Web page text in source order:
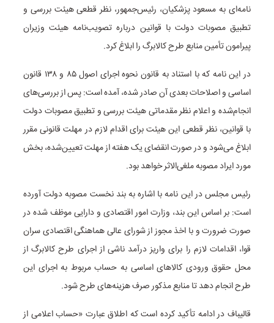
نامه‌ای به مسعود پزشکیان، رئیس‌جمهور، نظر قطعی هیئت بررسی و
تطبیق مصوبات دولت با قوانین درباره تصویب‌نامه هیئت وزیران
پیرامون تأمین منابع طرح کالابرگ را ابلاغ کرد.
در این نامه که با استناد به قانون نحوه اجرای اصول ۸۵ و ۱۳۸ قانون
اساسی و اصلاحات بعدی آن صادر شده، آمده است: پس از بررسی‌های
انجام‌شده و اعلام نظر مقدماتی هیئت بررسی و تطبیق مصوبات دولت
با قوانین، نظر قطعی این هیئت برای اقدام لازم در مهلت قانونی مقرر
ابلاغ می‌شود و در صورت انقضای یک هفته از مهلت تعیین‌شده، بخش
مورد ایراد مصوبه ملغی‌الاثر خواهد بود.
رئیس مجلس در این نامه با اشاره به بند نخست مصوبه دولت آورده
است: بر اساس این بند، وزارت امور اقتصادی و دارایی موظف شده در
صورت ضرورت و با اخذ مجوز از شورای عالی هماهنگی اقتصادی سران
قوا، اقدامات لازم را برای واریز درآمد ناشی از اجرای طرح کالابرگ از
محل حقوق ورودی کالاهای اساسی به حساب مربوط به اجرای این
طرح انجام دهد تا منابع مذکور صرف هزینه‌های طرح شود.
قالیباف در ادامه تأکید کرده است که اطلاق عبارت «حساب اعلامی از